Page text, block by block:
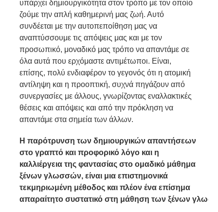
υπάρχει δημιουργικότητα στον τρόπο με τον οποίο
ζούμε την απλή καθημερινή μας ζωή. Αυτό
συνδέεται με την αυτοπεποίθηση μας να
αναπτύσσουμε τις απόψεις μας και με τον
προσωπικό, μοναδικό μας τρόπο να απαντάμε σε
όλα αυτά που ερχόμαστε αντιμέτωποι. Είναι,
επίσης, πολύ ενδιαφέρον το γεγονός ότι η ατομική
αντίληψη και η προοπτική, συχνά πηγάζουν από
συνεργασίες με άλλους, γνωρίζοντας εναλλακτικές
θέσεις και απόψεις και από την πρόκληση να
απαντάμε στα σημεία των άλλων.
H παρότρυνση των δημιουργικών απαντήσεων
στο γραπτό και προφορικό λόγο και η
καλλιέργεια της φαντασίας στο ομαδικό μάθημα
ξένων γλωσσών, είναι μια επιστημονικά
τεκμηριωμένη μέθοδος και πλέον ένα επίσημα
απαραίτητο συστατικό στη μάθηση των ξένων